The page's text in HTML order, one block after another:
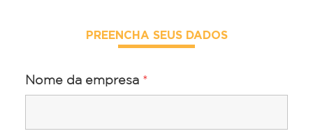
PREENCHA SEUS DADOS
Nome da empresa *